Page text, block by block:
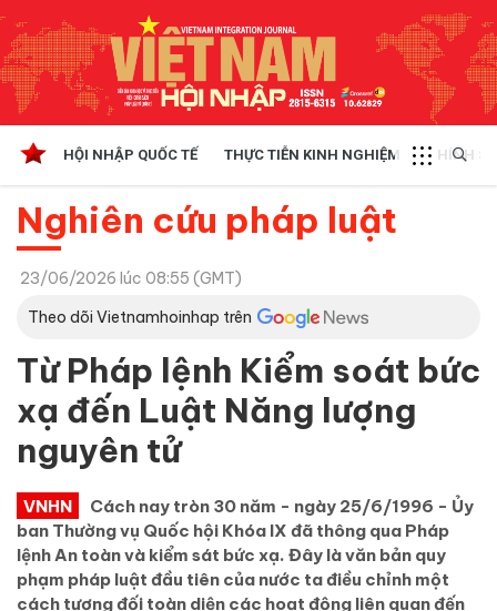
HỘI NHẬP QUỐC TẾ THỰC TIỄN KINH NGHIỆM CHÍNH
Nghiên cứu pháp luật
23/06/2026 lúc 08:55 (GMT)
Theo dõi Vietnamhoinhap trên
Từ Pháp lệnh Kiểm soát bức
xạ đến Luật Năng lượng
nguyên tử
VNHN
Cách nay tròn 30 năm - ngày 25/6/1996 - Ủy
ban Thường vụ Quốc hội Khóa IX đã thông qua Pháp
lệnh An toàn và kiểm sát bức xạ. Đây là văn bản quy
phạm pháp luật đầu tiên của nước ta điều chỉnh một
cách tương đối toàn diện các hoạt động liên quan đến